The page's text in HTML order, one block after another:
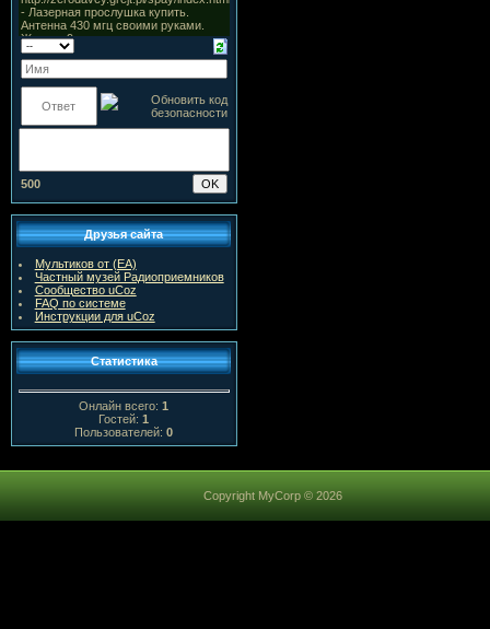
500
Друзья сайта
Мультиков от (ЕА)
Частный музей Радиоприемников
Сообщество uCoz
FAQ по системе
Инструкции для uCoz
Статистика
Онлайн всего:1
Гостей:1
Пользователей:0
Copyright MyCorp © 2026